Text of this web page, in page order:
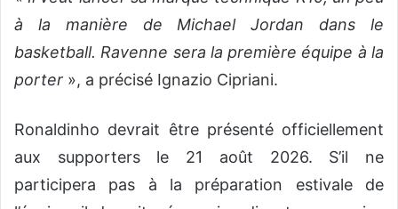
à la manière de Michael Jordan dans le
basketball. Ravenne sera la première équipe à la
porter », a précisé Ignazio Cipriani.
Ronaldinho devrait être présenté officiellement
aux supporters le 21 août 2026. S’il ne
participera pas à la préparation estivale de